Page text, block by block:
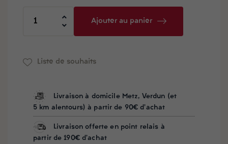
Ajouter au panier
Liste de souhaits
Livraison à domicile Metz, Verdun (et
5 km alentours) à partir de 90€ d'achat
Livraison offerte en point relais à
partir de 190€ d'achat